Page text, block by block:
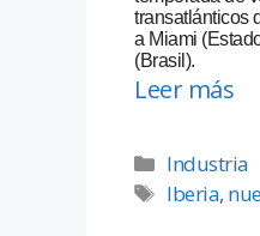
transatlánticos
a Miami
(Brasil).
Leer más
Industria
Iberia,